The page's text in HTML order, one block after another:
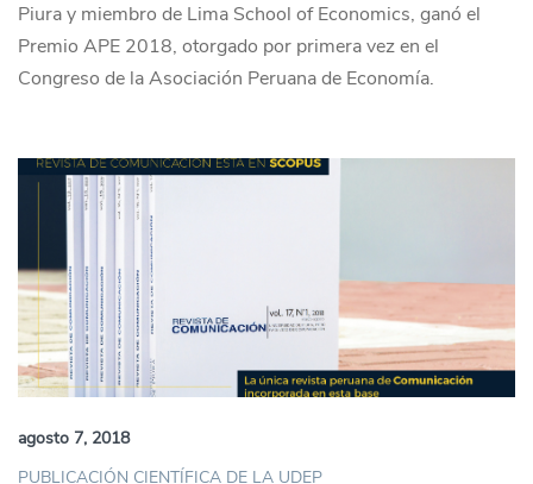
Piura y miembro de Lima School of Economics, ganó el
Premio APE 2018, otorgado por primera vez en el
Congreso de la Asociación Peruana de Economía.
agosto 7, 2018
PUBLICACIÓN CIENTÍFICA DE LA UDEP